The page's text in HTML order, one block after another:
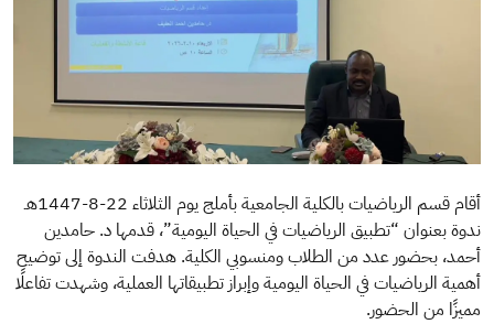
أقام قسم الرياضيات بالكلية الجامعية بأملج يوم الثلاثاء 22-8-1447هـ
ندوة بعنوان “تطبيق الرياضيات في الحياة اليومية”، قدمها د. حامدين
أحمد، بحضور عدد من الطلاب ومنسوبي الكلية. هدفت الندوة إلى توضيح
أهمية الرياضيات في الحياة اليومية وإبراز تطبيقاتها العملية، وشهدت تفاعلًا
مميزًا من الحضور.